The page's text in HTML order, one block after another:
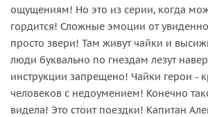
ощущениям! Но это из серии, когда
гордится! Сложные эмоции от
просто звери! Там живут чайки и
люди буквально по гнездам лезут
инструкции запрещено! Чайки герои -
человеков с недоумением! Конечно
видела! Это стоит поездки! Капитан